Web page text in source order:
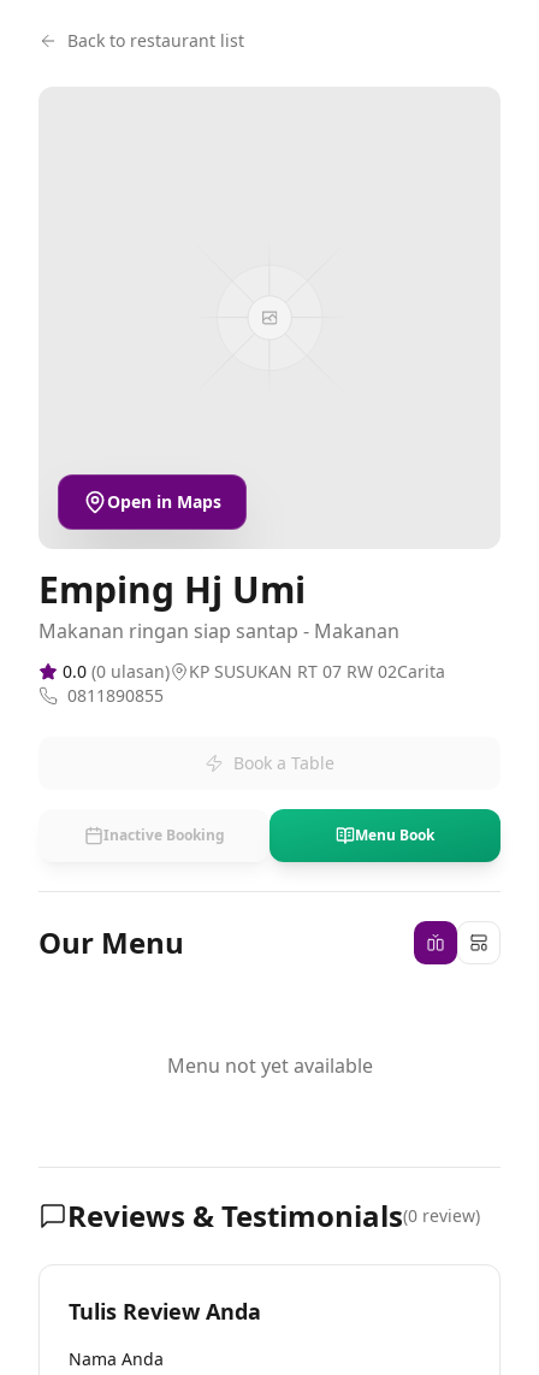
Back to restaurant list
Open in Maps
Emping Hj Umi
Makanan ringan siap santap - Makanan
0.0 (0 ulasan)
KP SUSUKAN RT 07 RW 02Carita
0811890855
Book a Table
Inactive Booking Menu Book
Our Menu
Menu not yet available
Reviews & Testimonials(0 review)
Tulis Review Anda
Nama Anda